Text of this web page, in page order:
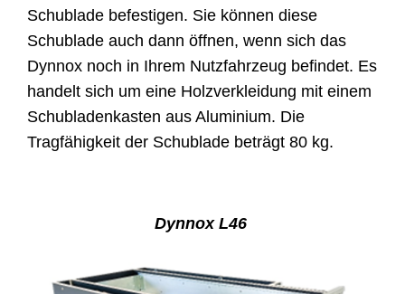
Schublade befestigen. Sie können diese
Schublade auch dann öffnen, wenn sich das
Dynnox noch in Ihrem Nutzfahrzeug befindet. Es
handelt sich um eine Holzverkleidung mit einem
Schubladenkasten aus Aluminium. Die
Tragfähigkeit der Schublade beträgt 80 kg.
Dynnox L46